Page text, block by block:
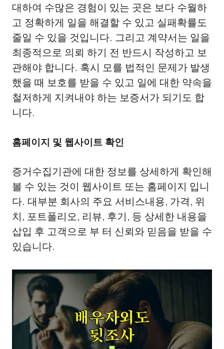
대하여 수많은 경험이 있는 곳은 보다 수월하
고 정확하게 일을 해결할 수 있고 실패확률도
줄일 수 있을 것입니다. 그리고 계약서는 일을
최종적으로 의뢰 하기 전 반드시 작성하고 보
관해야 합니다. 혹시 모를 법적인 문제가 발생
했을 때 보호를 받을 수 있고 일에 대한 약속을
철저하게 지켜내야 하는 보증서가 되기도 합
니다.
홈페이지 및 웹사이트 확인
증거수집기관에 대한 정보를 상세하게 확인해
볼 수 있는 것이 웹사이트 또는 홈페이지 입니
다. 대부분 회사의 주요 서비스내용, 가격, 위
치, 포트폴리오, 리뷰, 후기, 등 상세한 내용을
삽입 후 고객으로 부 터 신뢰와 믿음을 받을 수
있습니다.